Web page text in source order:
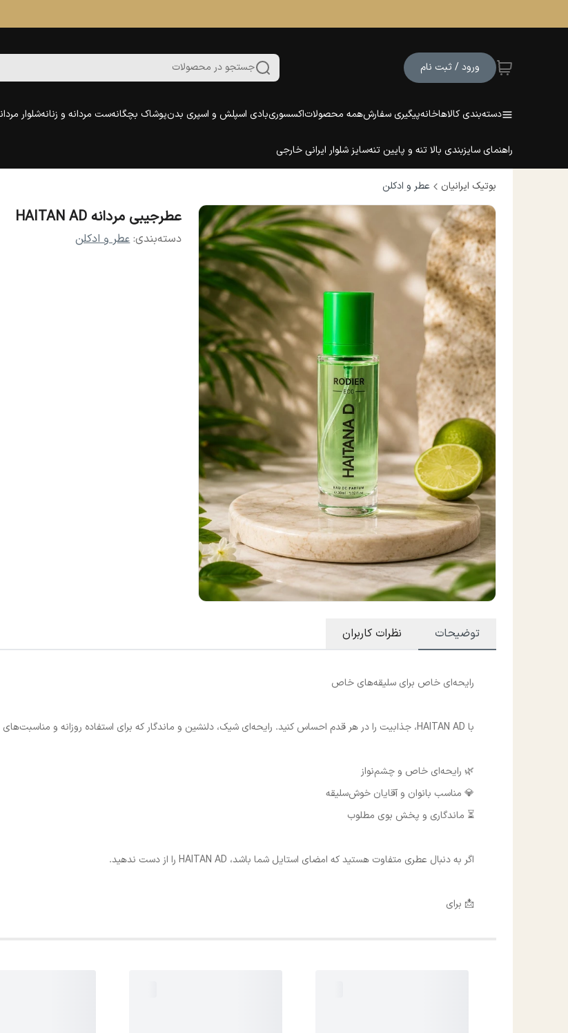
ورود / ثبت نام جستجو در محصولات
دسته‌بندی کالاهاخانهپیگیری سفارشهمه محصولاتاکسسوریبادی اسپلش و اسپری بدنپوشاک بچگانهست مردانه و زنانهشلوار
راهنمای سایزبندی بالا تنه و پایین تنهسایز شلوار ایرانی خارجی
بوتیک ایرانیان عطر و ادکلن
عطرجیبی مردانه HAITAN AD
دسته‌بندی:عطر و ادکلن
توضیحات نظرات کاربران
رایحه‌ای خاص برای سلیقه‌های خاص
با HAITAN AD، جذابیت را در هر قدم احساس کنید. رایحه‌ای شیک، دلنشین و ماندگار که برای استفاده روزانه و مناسبت‌های ویژه انتخابی ایده‌آل است.
🌿 رایحه‌ای خاص و چشم‌نواز
💎 مناسب بانوان و آقایان خوش‌سلیقه
⏳ ماندگاری و پخش بوی مطلوب
اگر به دنبال عطری متفاوت هستید که امضای استایل شما باشد، HAITAN AD را از دست ندهید.
📩 برای